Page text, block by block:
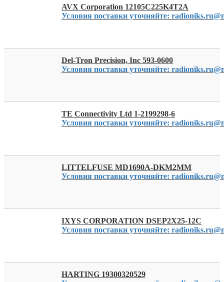
AVX Corporation 12105C225K4T2A
Условия поставки уточняйте:
Del-Tron Precision, Inc 593-0600
Условия поставки уточняйте:
TE Connectivity Ltd 1-2199298-6
Условия поставки уточняйте:
LITTELFUSE MD1690A-DKM2MM
Условия поставки уточняйте:
IXYS CORPORATION DSEP2X25-12C
Условия поставки уточняйте:
HARTING 19300320529